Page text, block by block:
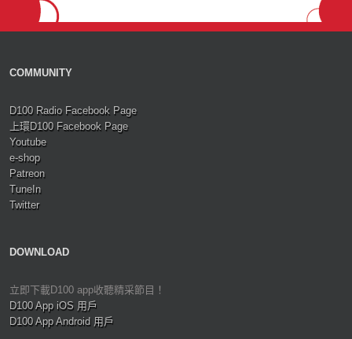
COMMUNITY
D100 Radio Facebook Page
上環D100 Facebook Page
Youtube
e-shop
Patreon
TuneIn
Twitter
DOWNLOAD
立即下載D100 app收聽精采節目！
D100 App iOS 用戶
D100 App Android 用戶